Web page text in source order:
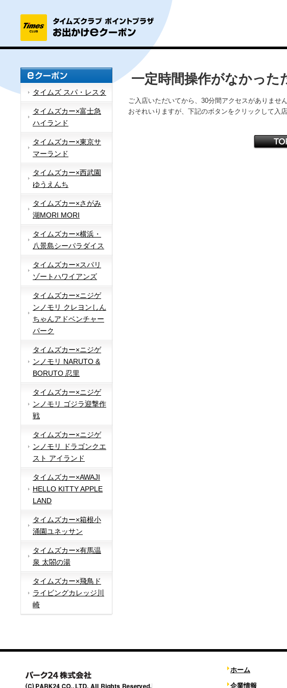
タイムズ スパ・レスタ
タイムズカー×富士急
ハイランド
タイムズカー×東京サ
マーランド
タイムズカー×西武園
ゆうえんち
タイムズカー×さがみ
湖MORI MORI
タイムズカー×横浜・
八景島シーパラダイス
タイムズカー×スパリ
ゾートハワイアンズ
タイムズカー×ニジゲ
ンノモリ クレヨンしん
ちゃんアドベンチャー
パーク
タイムズカー×ニジゲ
ンノモリ NARUTO &
BORUTO 忍里
タイムズカー×ニジゲ
ンノモリ ゴジラ迎撃作
戦
タイムズカー×ニジゲ
ンノモリ ドラゴンクエ
スト アイランド
タイムズカー×AWAJI
HELLO KITTY APPLE
LAND
タイムズカー×箱根小
涌園ユネッサン
タイムズカー×有馬温
泉 太閤の湯
タイムズカー×飛鳥ド
ライビングカレッジ川
崎
一定時間操作がなかった
ご入店いただいてから、30分間アクセスがありませ
おそれいりますが、下記のボタンをクリックして入
ホーム
企業情報